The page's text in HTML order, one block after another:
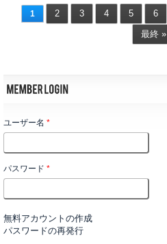
1 2 3 4 5 6
最終 »
ユーザー名 *
パスワード *
無料アカウントの作成
パスワードの再発行